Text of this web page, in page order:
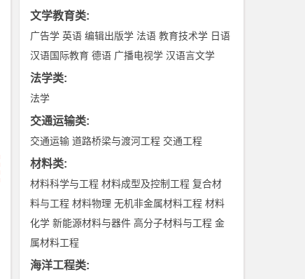
文学教育类:
广告学 英语 编辑出版学 法语 教育技术学 日语
汉语国际教育 德语 广播电视学 汉语言文学
法学类:
法学
交通运输类:
交通运输 道路桥梁与渡河工程 交通工程
材料类:
材料科学与工程 材料成型及控制工程 复合材
料与工程 材料物理 无机非金属材料工程 材料
化学 新能源材料与器件 高分子材料与工程 金
属材料工程
海洋工程类: